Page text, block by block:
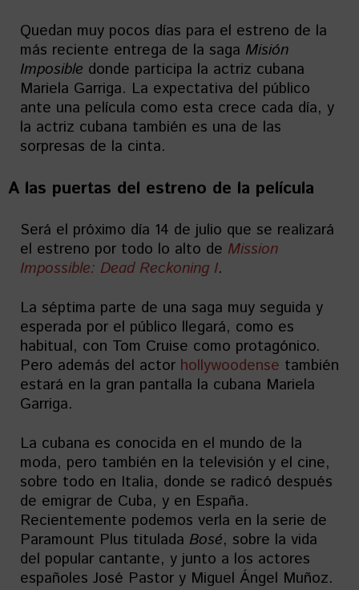
Quedan muy pocos días para el estreno de la
más reciente entrega de la saga Misión
Imposible donde participa la actriz cubana
Mariela Garriga. La expectativa del público
ante una película como esta crece cada día, y
la actriz cubana también es una de las
sorpresas de la cinta.
A las puertas del estreno de la película
Será el próximo día 14 de julio que se realizará
el estreno por todo lo alto de Mission
Impossible: Dead Reckoning I.
La séptima parte de una saga muy seguida y
esperada por el público llegará, como es
habitual, con Tom Cruise como protagónico.
Pero además del actor hollywoodense también
estará en la gran pantalla la cubana Mariela
Garriga.
La cubana es conocida en el mundo de la
moda, pero también en la televisión y el cine,
sobre todo en Italia, donde se radicó después
de emigrar de Cuba, y en España.
Recientemente podemos verla en la serie de
Paramount Plus titulada Bosé, sobre la vida
del popular cantante, y junto a los actores
españoles José Pastor y Miguel Ángel Muñoz.